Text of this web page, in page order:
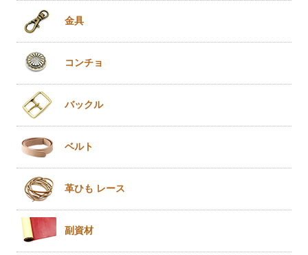
金具
コンチョ
バックル
ベルト
革ひも レース
副資材